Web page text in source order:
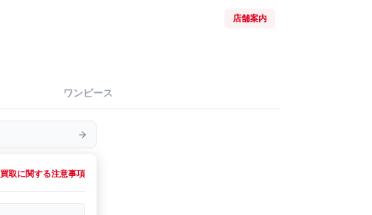
店舗案内
ワンピース
買取に関する注意事項